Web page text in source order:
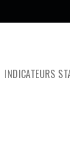
INDICATEURS